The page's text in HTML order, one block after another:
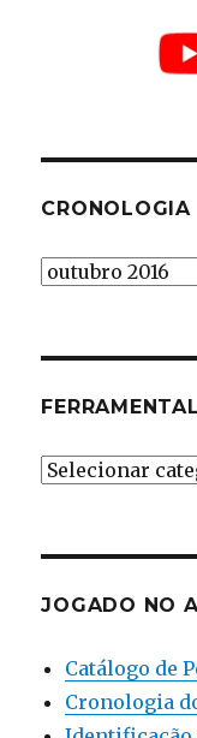
CRONOLOGIA
Cronologia
FERRAMENTAL
Ferramental
JOGADO NO
Catálogo de
Cronologia